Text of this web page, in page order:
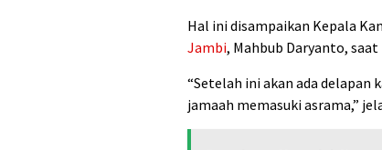
Hal ini disampaikan Kepala
Jambi, Mahbub Daryanto,
“Setelah ini akan ada
jamaah memasuki asrama,”